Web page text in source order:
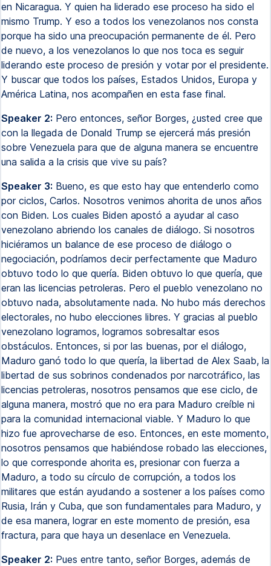
en Nicaragua. Y quien ha liderado ese proceso ha sido el
mismo Trump. Y eso a todos los venezolanos nos consta
porque ha sido una preocupación permanente de él. Pero
de nuevo, a los venezolanos lo que nos toca es seguir
liderando este proceso de presión y votar por el presidente.
Y buscar que todos los países, Estados Unidos, Europa y
América Latina, nos acompañen en esta fase final.
Speaker 2: Pero entonces, señor Borges, ¿usted cree que
con la llegada de Donald Trump se ejercerá más presión
sobre Venezuela para que de alguna manera se encuentre
una salida a la crisis que vive su país?
Speaker 3: Bueno, es que esto hay que entenderlo como
por ciclos, Carlos. Nosotros venimos ahorita de unos años
con Biden. Los cuales Biden apostó a ayudar al caso
venezolano abriendo los canales de diálogo. Si nosotros
hiciéramos un balance de ese proceso de diálogo o
negociación, podríamos decir perfectamente que Maduro
obtuvo todo lo que quería. Biden obtuvo lo que quería, que
eran las licencias petroleras. Pero el pueblo venezolano no
obtuvo nada, absolutamente nada. No hubo más derechos
electorales, no hubo elecciones libres. Y gracias al pueblo
venezolano logramos, logramos sobresaltar esos
obstáculos. Entonces, si por las buenas, por el diálogo,
Maduro ganó todo lo que quería, la libertad de Alex Saab, la
libertad de sus sobrinos condenados por narcotráfico, las
licencias petroleras, nosotros pensamos que ese ciclo, de
alguna manera, mostró que no era para Maduro creíble ni
para la comunidad internacional viable. Y Maduro lo que
hizo fue aprovecharse de eso. Entonces, en este momento,
nosotros pensamos que habiéndose robado las elecciones,
lo que corresponde ahorita es, presionar con fuerza a
Maduro, a todo su círculo de corrupción, a todos los
militares que están ayudando a sostener a los países como
Rusia, Irán y Cuba, que son fundamentales para Maduro, y
de esa manera, lograr en este momento de presión, esa
fractura, para que haya un desenlace en Venezuela.
Speaker 2: Pues entre tanto, señor Borges, además de